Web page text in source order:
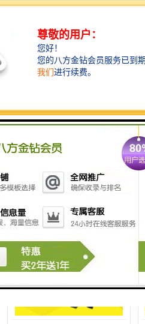
经济型双头脚踩高频机厂家 高
热压高周波压花机 找工厂联宇